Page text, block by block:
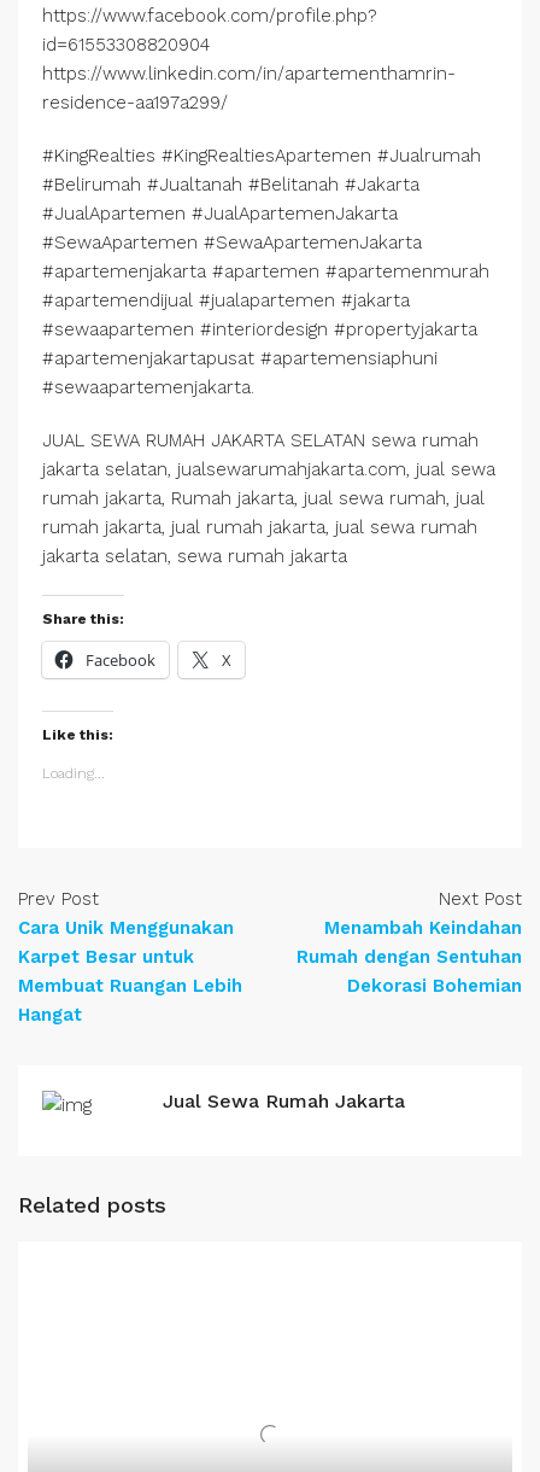
https://www.facebook.com/profile.php?
id=61553308820904
https://www.linkedin.com/in/apartementhamrin-
residence-aa197a299/
#KingRealties #KingRealtiesApartemen #Jualrumah
#Belirumah #Jualtanah #Belitanah #Jakarta
#JualApartemen #JualApartemenJakarta
#SewaApartemen #SewaApartemenJakarta
#apartemenjakarta #apartemen #apartemenmurah
#apartemendijual #jualapartemen #jakarta
#sewaapartemen #interiordesign #propertyjakarta
#apartemenjakartapusat #apartemensiaphuni
#sewaapartemenjakarta.
JUAL SEWA RUMAH JAKARTA SELATAN sewa rumah
jakarta selatan, jualsewarumahjakarta.com, jual sewa
rumah jakarta, Rumah jakarta, jual sewa rumah, jual
rumah jakarta, jual rumah jakarta, jual sewa rumah
jakarta selatan, sewa rumah jakarta
Share this:
Facebook X
Like this:
Loading...
Prev Post
Cara Unik Menggunakan
Karpet Besar untuk
Membuat Ruangan Lebih
Hangat
Next Post
Menambah Keindahan
Rumah dengan Sentuhan
Dekorasi Bohemian
Jual Sewa Rumah Jakarta
Related posts